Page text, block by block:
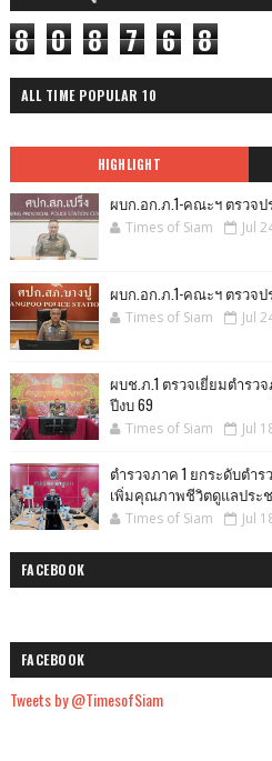
8 0 8 7 6 8
ALL TIME POPULAR 10
HIGHLIGHT
ผบก.อก.ภ.1-คณะฯ ตรวจป
Times of Siam Jul
ผบก.อก.ภ.1-คณะฯ ตรวจ
Times of Siam Jul
ผบช.ภ.1 ตรวจเยี่ยมตำร
ปีงบ 69
Times of Siam Jul
ตำรวจภาค 1 ยกระดับตำ
เพิ่มคุณภาพชีวิตดูแลประ
Times of Siam Jul
FACEBOOK
FACEBOOK
Tweets by @TimesofSiam